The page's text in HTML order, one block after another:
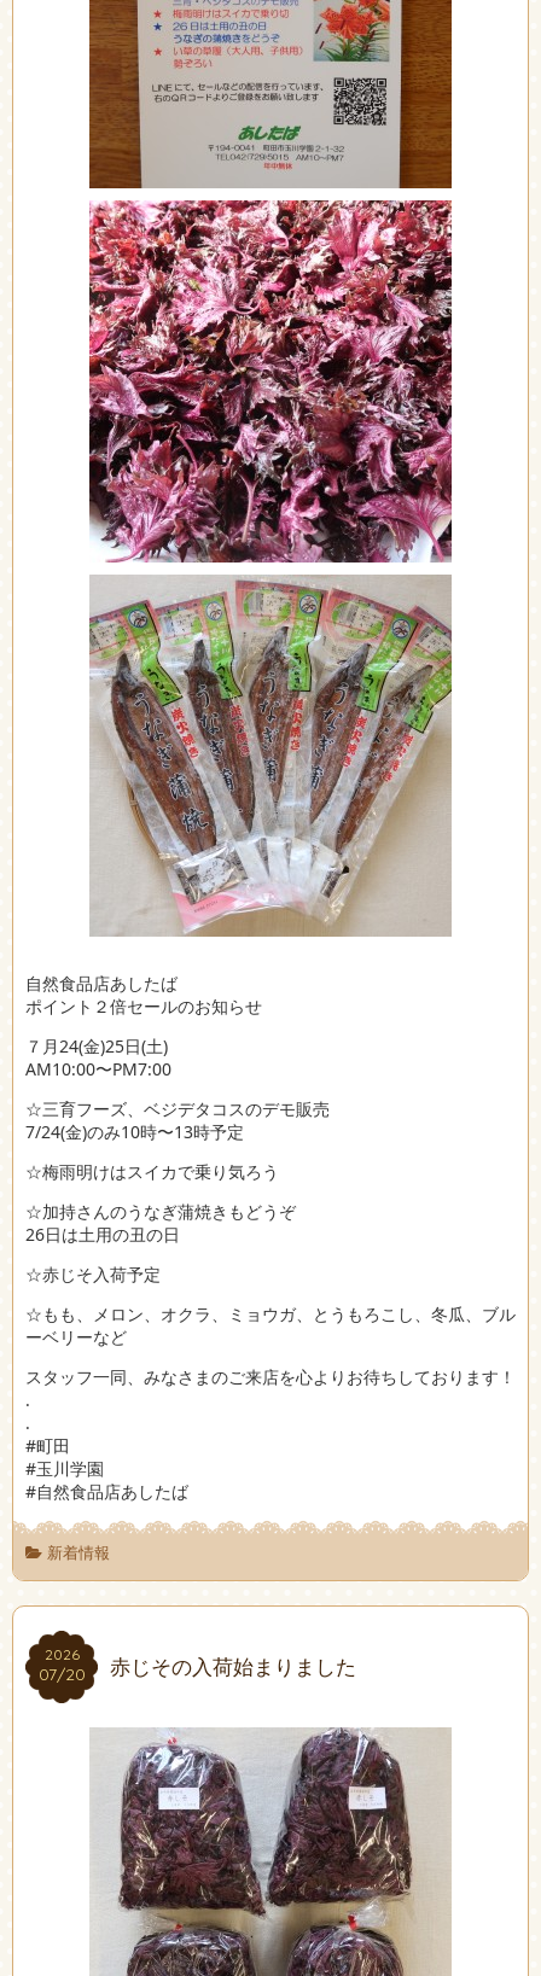
自然食品店あしたば
ポイント２倍セールのお知らせ
７月24(金)25日(土)
AM10:00〜PM7:00
☆三育フーズ、ベジデタコスのデモ販売
7/24(金)のみ10時〜13時予定
☆梅雨明けはスイカで乗り気ろう
☆加持さんのうなぎ蒲焼きもどうぞ
26日は土用の丑の日
☆赤じそ入荷予定
☆もも、メロン、オクラ、ミョウガ、とうもろこし、冬瓜、ブル
ーベリーなど
スタッフ一同、みなさまのご来店を心よりお待ちしております！
.
.
#町田
#玉川学園
#自然食品店あしたば
新着情報
2026
07/20
2026
07/20 赤じその入荷始まりました